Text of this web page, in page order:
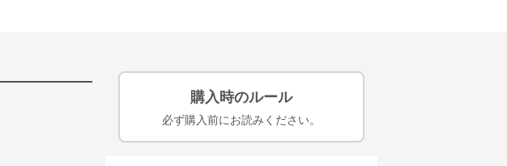
購入時のルール
必ず購入前にお読みください。